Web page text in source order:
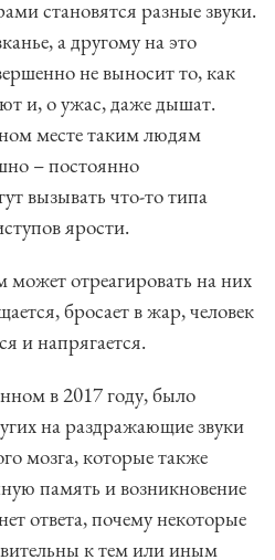
становятся разные звуки.
а другому на это
не выносит то, как
и, о ужас, даже дышат.
месте таким людям
– постоянно
вызывать что-то типа
ярости.
может отреагировать на них
бросает в жар, человек
и напрягается.
в 2017 году, было
на раздражающие звуки
мозга, которые также
память и возникновение
ответа, почему некоторые
к тем или иным